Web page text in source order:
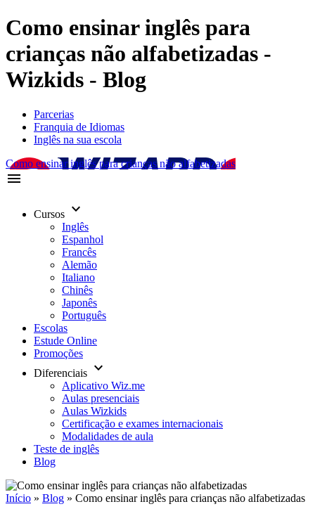
Como ensinar inglês para
crianças não alfabetizadas -
Wizkids - Blog
Parcerias
Franquia de Idiomas
Inglês na sua escola
Como ensinar inglês para crianças não alfabetizadas
menu
Cursos keyboard_arrow_down
Inglês
Espanhol
Francês
Alemão
Italiano
Chinês
Japonês
Português
Escolas
Estude Online
Promoções
Diferenciais keyboard_arrow_down
Aplicativo Wiz.me
Aulas presenciais
Aulas Wizkids
Certificação e exames internacionais
Modalidades de aula
Teste de inglês
Blog
Início » Blog » Como ensinar inglês para crianças não alfabetizadas